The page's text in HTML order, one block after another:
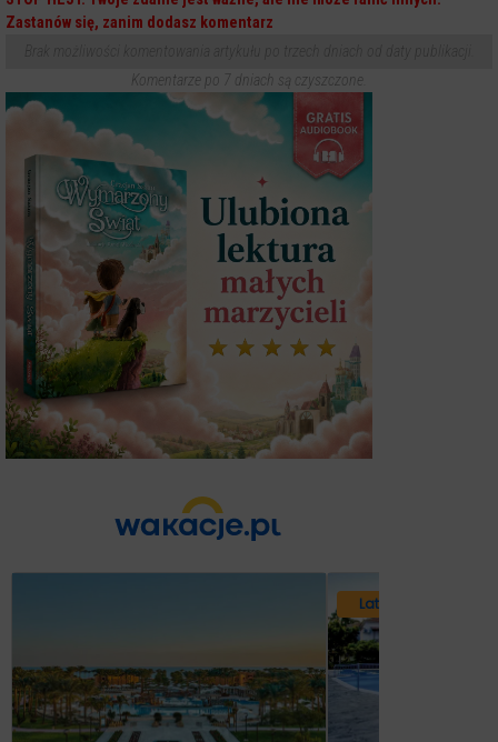
Zastanów się, zanim dodasz komentarz
Komentarze po 7 dniach są czyszczone.
Lato 2026